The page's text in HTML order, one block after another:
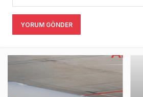
YORUM GÖNDER